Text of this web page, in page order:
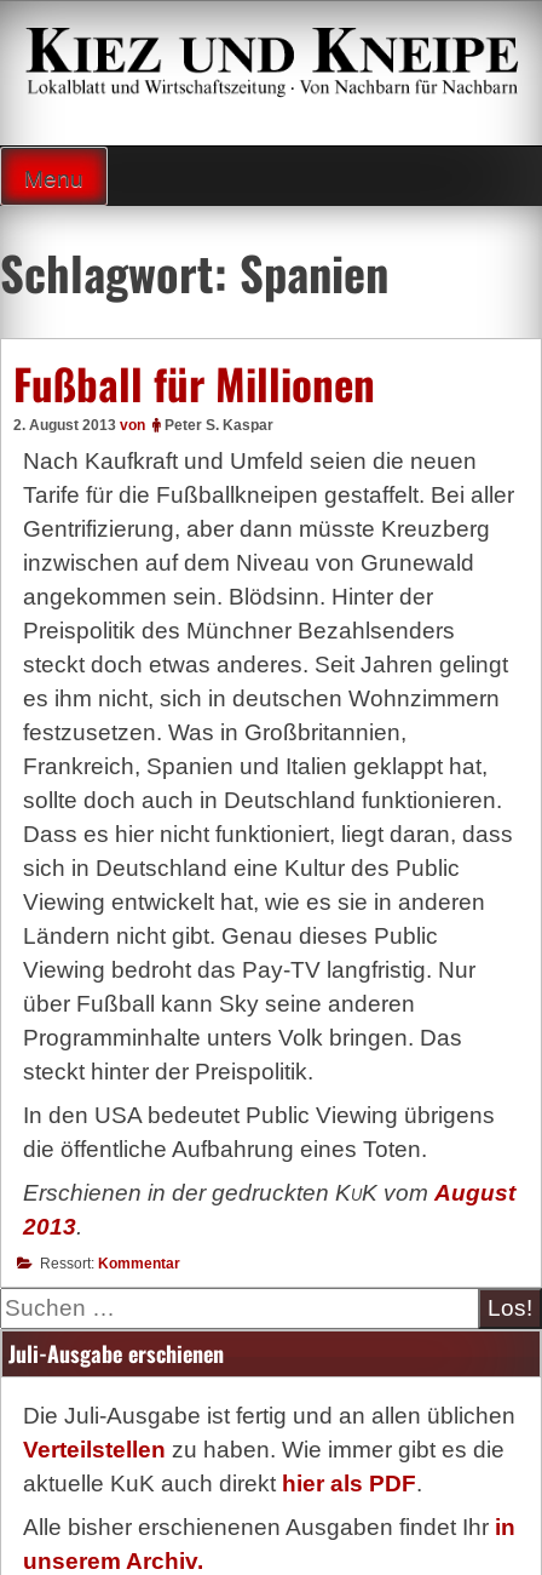
Zum
Inhalt
springen
Menu
Schlagwort: Spanien
Fußball für Millionen
2. August 2013 von Peter S. Kaspar
Nach Kaufkraft und Umfeld seien die neuen
Tarife für die Fußballkneipen gestaffelt. Bei aller
Gentrifizierung, aber dann müsste Kreuzberg
inzwischen auf dem Niveau von Grunewald
angekommen sein. Blödsinn. Hinter der
Preispolitik des Münchner Bezahlsenders
steckt doch etwas anderes. Seit Jahren gelingt
es ihm nicht, sich in deutschen Wohnzimmern
festzusetzen. Was in Großbritannien,
Frankreich, Spanien und Italien geklappt hat,
sollte doch auch in Deutschland funktionieren.
Dass es hier nicht funktioniert, liegt daran, dass
sich in Deutschland eine Kultur des Public
Viewing entwickelt hat, wie es sie in anderen
Ländern nicht gibt. Genau dieses Public
Viewing bedroht das Pay-TV langfristig. Nur
über Fußball kann Sky seine anderen
Programminhalte unters Volk bringen. Das
steckt hinter der Preispolitik.
In den USA bedeutet Public Viewing übrigens
die öffentliche Aufbahrung eines Toten.
Erschienen in der gedruckten KuKvom August
2013.
Ressort: Kommentar
Suche
Juli-Ausgabe erschienen
Die Juli-Ausgabe ist fertig und an allen üblichen
Verteilstellen zu haben. Wie immer gibt es die
aktuelle KuK auch direkt hier als PDF.
Alle bisher erschienenen Ausgaben findet Ihr in
unserem Archiv.